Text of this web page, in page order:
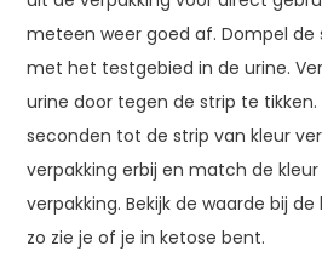
meteen weer goed af. Dompel de
met het testgebied in de urine.
urine door tegen de strip te
seconden tot de strip van kleur
verpakking erbij en match de
verpakking. Bekijk de waarde bij
zo zie je of je in ketose bent.